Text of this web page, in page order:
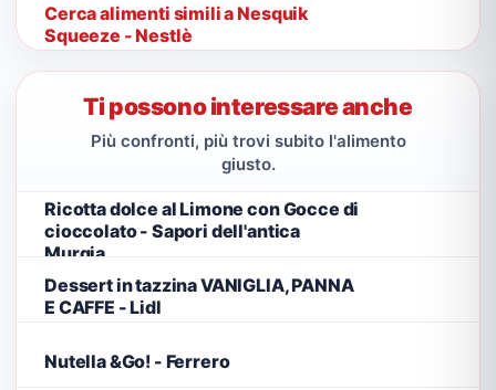
Cerca alimenti simili a Nesquik
Squeeze - Nestlè
Ti possono interessare anche
Più confronti, più trovi subito l'alimento
giusto.
Ricotta dolce al Limone con Gocce di
cioccolato - Sapori dell'antica
Murgia
Dessert in tazzina VANIGLIA, PANNA
E CAFFE - Lidl
Nutella &Go! - Ferrero